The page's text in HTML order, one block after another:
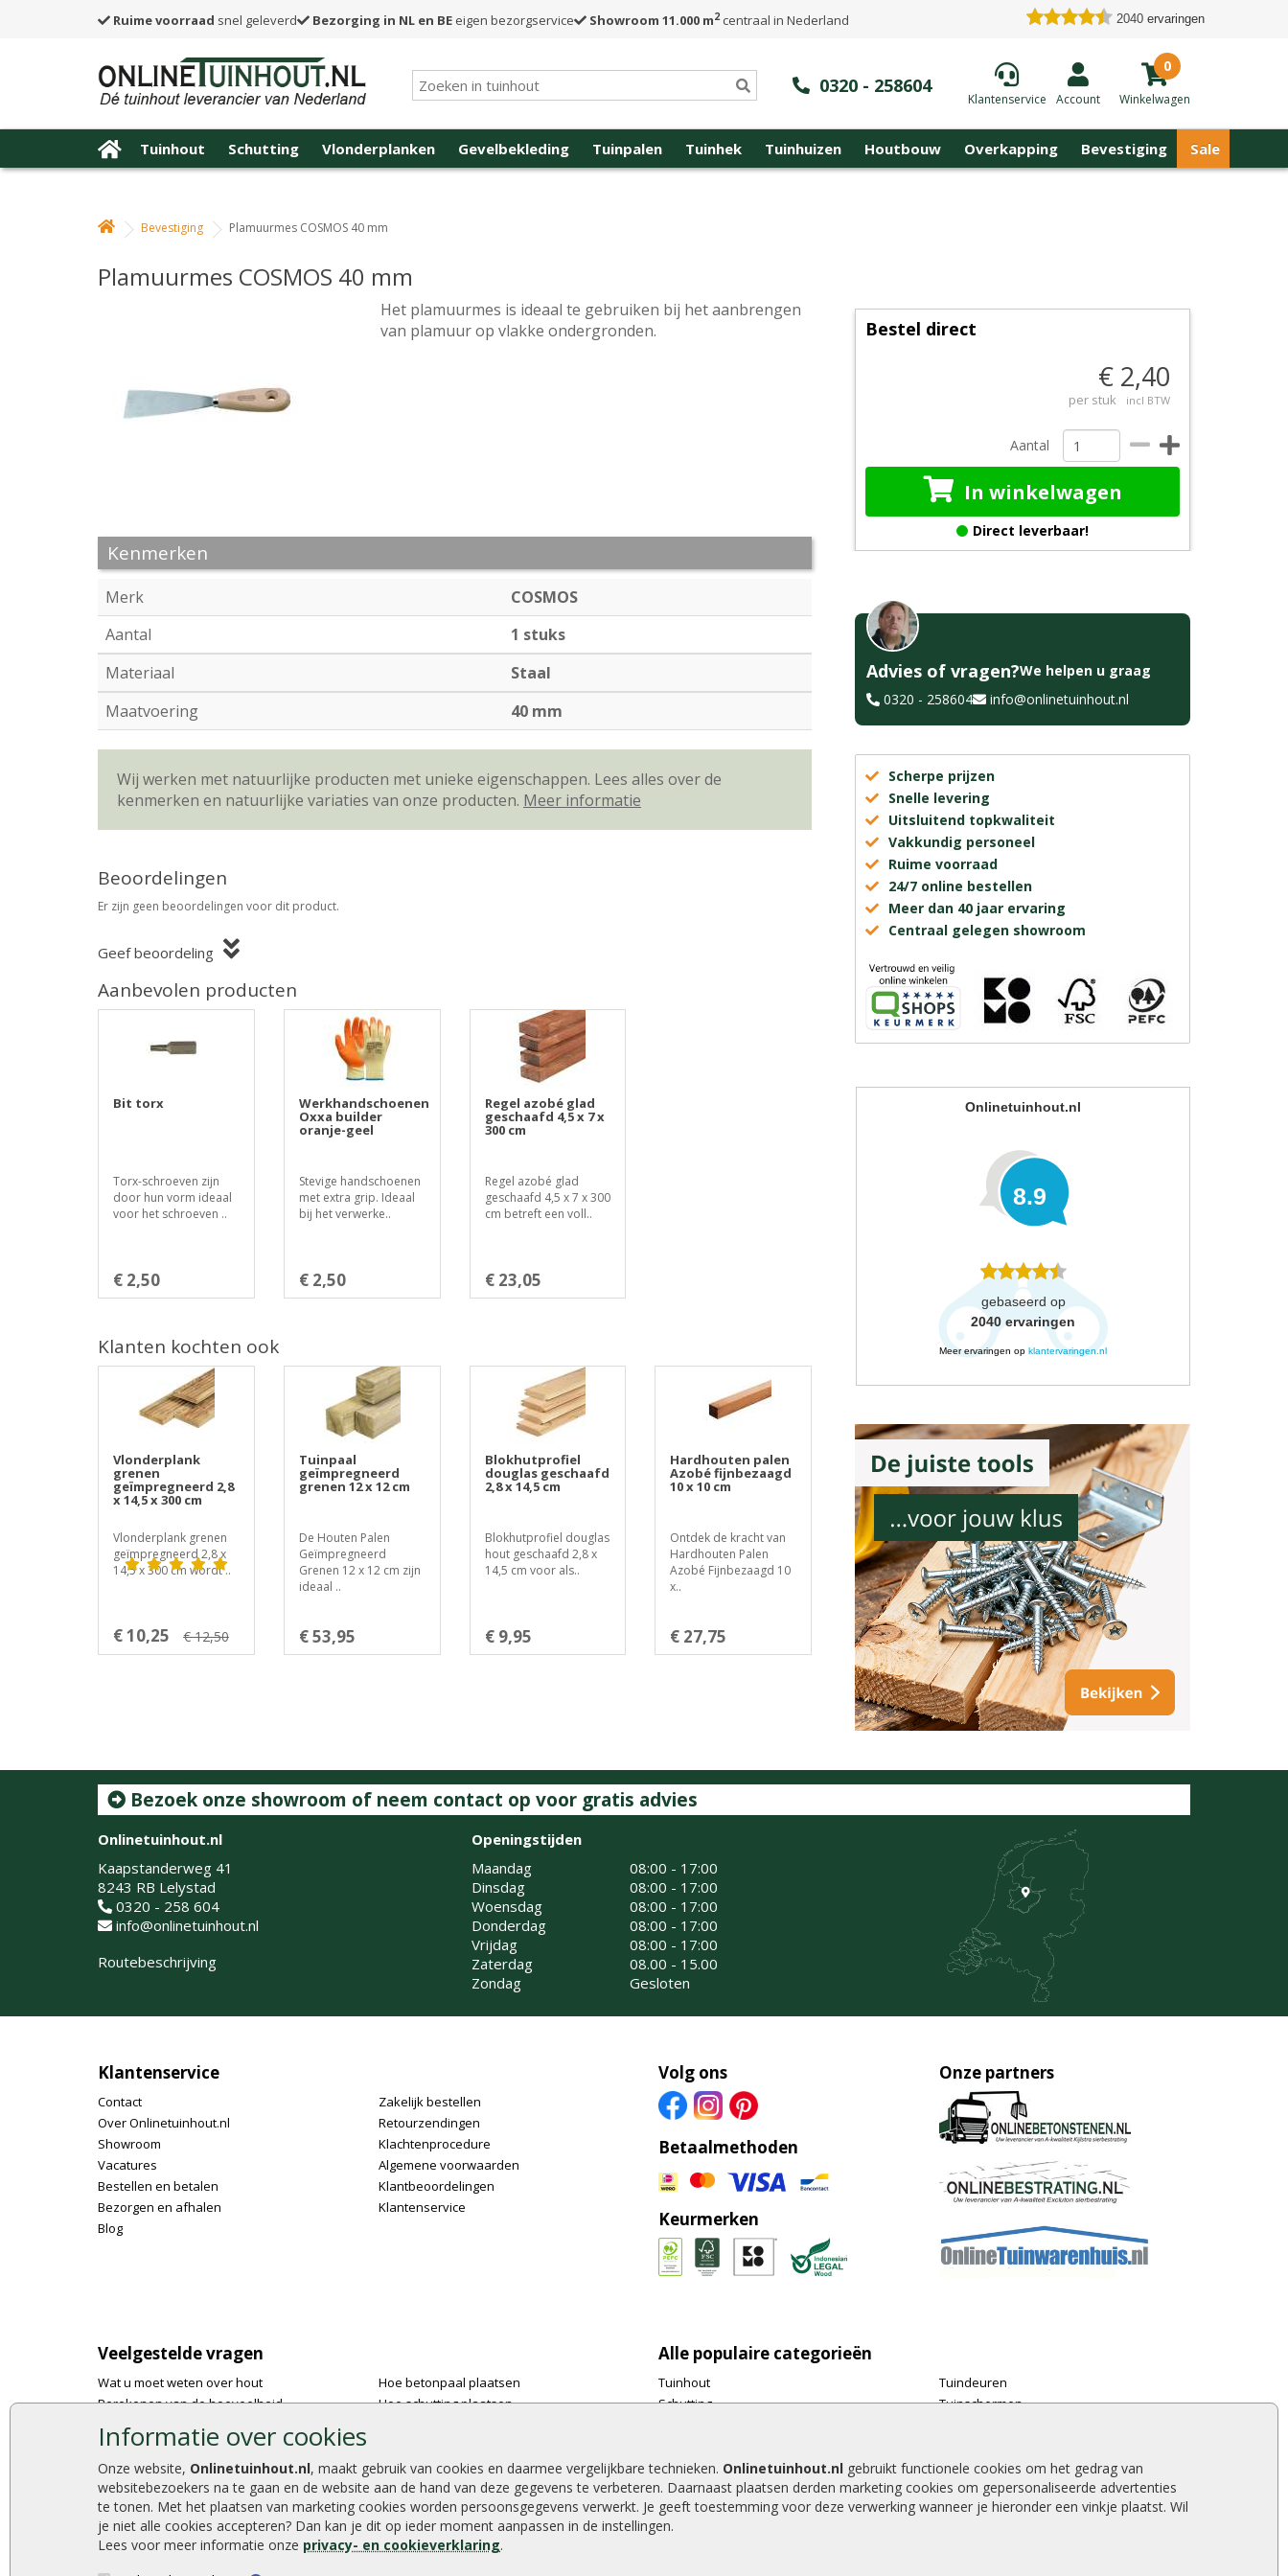
Informatie over cookies
Onze website, Onlinetuinhout.nl, maakt gebruik van cookies en daarmee vergelijkbare technieken. Onlinetuinhout.nl gebruikt functionele cookies om het gedrag van
websitebezoekers na te gaan en de website aan de hand van deze gegevens te verbeteren. Daarnaast plaatsen derden marketing cookies om gepersonaliseerde advertenties
te tonen. Met het plaatsen van marketing cookies worden persoonsgegevens verwerkt. Je geeft toestemming voor deze verwerking wanneer je hieronder een vinkje plaatst. Wil
je niet alle cookies accepteren? Dan kan je dit op ieder moment aanpassen in de instellingen.
Lees voor meer informatie onze privacy- en cookieverklaring.
Ruime voorraad snel geleverd Bezorging in NL en BE eigen bezorgservice Showroom 11.000 m2centraal in Nederland 2040 ervaringen
0320 - 258604
Klantenservice Account
0
Winkelwagen
Tuinhout Schutting Vlonderplanken Gevelbekleding Tuinpalen Tuinhek Tuinhuizen Houtbouw Overkapping Bevestiging Sale
Bevestiging Plamuurmes COSMOS 40 mm
Plamuurmes COSMOS 40 mm
Het plamuurmes is ideaal te gebruiken bij het aanbrengen
van plamuur op vlakke ondergronden.
Kenmerken
Merk
COSMOS
Aantal
1 stuks
Materiaal
Staal
Maatvoering
40 mm
Wij werken met natuurlijke producten met unieke eigenschappen. Lees alles over de
kenmerken en natuurlijke variaties van onze producten. Meer informatie
Beoordelingen
Er zijn geen beoordelingen voor dit product.
Geef beoordeling
Aanbevolen producten
Bit torx
Torx-schroeven zijn
door hun vorm ideaal
voor het schroeven ..
€ 2,50
Werkhandschoenen
Oxxa builder
oranje-geel
Stevige handschoenen
met extra grip. Ideaal
bij het verwerke..
€ 2,50
Regel azobé glad
geschaafd 4,5 x 7 x
300 cm
Regel azobé glad
geschaafd 4,5 x 7 x 300
cm betreft een voll..
€ 23,05
Klanten kochten ook
Vlonderplank
grenen
geïmpregneerd 2,8
x 14,5 x 300 cm
Vlonderplank grenen
geïmpregneerd 2,8 x
14,5 x 300 cm wordt ..
€ 10,25 € 12,50
Tuinpaal
geïmpregneerd
grenen 12 x 12 cm
De Houten Palen
Geïmpregneerd
Grenen 12 x 12 cm zijn
ideaal ..
€ 53,95
Blokhutprofiel
douglas geschaafd
2,8 x 14,5 cm
Blokhutprofiel douglas
hout geschaafd 2,8 x
14,5 cm voor als..
€ 9,95
Hardhouten palen
Azobé fijnbezaagd
10 x 10 cm
Ontdek de kracht van
Hardhouten Palen
Azobé Fijnbezaagd 10
x..
€ 27,75
Bestel direct
€ 2,40
per stuk incl BTW
Aantal
In winkelwagen
Direct leverbaar!
Advies of vragen?We helpen u graag
0320 - 258604
info@onlinetuinhout.nl
Scherpe prijzen
Snelle levering
Uitsluitend topkwaliteit
Vakkundig personeel
Ruime voorraad
24/7 online bestellen
Meer dan 40 jaar ervaring
Centraal gelegen showroom
Onlinetuinhout.nl
8.9
gebaseerd op
2040 ervaringen
Meer ervaringen op klantervaringen.nl
Bezoek onze showroom of neem contact op voor gratis advies
Onlinetuinhout.nl
Kaapstanderweg 41
8243 RB Lelystad
0320 - 258 604
info@onlinetuinhout.nl
Routebeschrijving
Openingstijden
Maandag
08:00 - 17:00
Dinsdag
08:00 - 17:00
Woensdag
08:00 - 17:00
Donderdag
08:00 - 17:00
Vrijdag
08:00 - 17:00
Zaterdag
08.00 - 15.00
Zondag
Gesloten
Klantenservice
Contact
Over Onlinetuinhout.nl
Showroom
Vacatures
Bestellen en betalen
Bezorgen en afhalen
Blog
Zakelijk bestellen
Retourzendingen
Klachtenprocedure
Algemene voorwaarden
Klantbeoordelingen
Klantenservice
Volg ons
Betaalmethoden
Keurmerken
Onze partners
Veelgestelde vragen
Wat u moet weten over hout
Berekenen van de hoeveelheid
Foto's en voorbeelden
Montage
Gekeurd hout
De fundering van een vlonder leggen
Hoe zelf een houten overkapping maken
Hoe zelf een vlonder leggen
Hoe betonpaal plaatsen
Hoe schutting plaatsen
Stijlvolle houtsoorten voor in de tuin
Duurzame tuin
Welke palen voor een schapenhek
Alle populaire categorieën
Tuinhout
Schutting
Tuinhekken
Tuinhuizen
Blokhutten
Overkappingen
Tuindeuren
Tuinschermen
Douglas hout
Rabatdelen
Aanbiedingen